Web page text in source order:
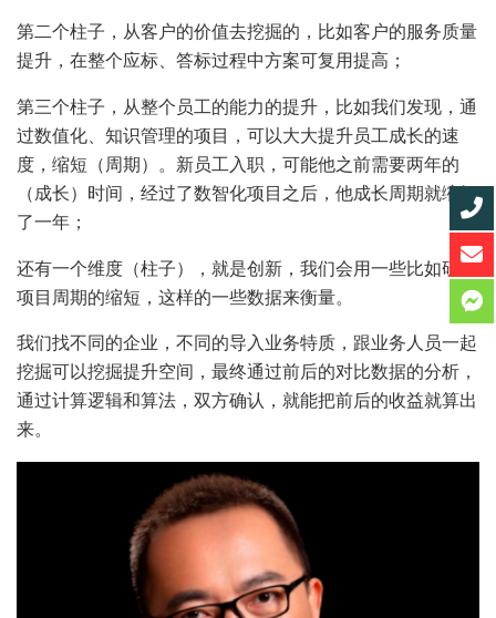
第二个柱子，从客户的价值去挖掘的，比如客户的服务质量
提升，在整个应标、答标过程中方案可复用提高；
第三个柱子，从整个员工的能力的提升，比如我们发现，通
过数值化、知识管理的项目，可以大大提升员工成长的速
度，缩短（周期）。新员工入职，可能他之前需要两年的
（成长）时间，经过了数智化项目之后，他成长周期就缩短
了一年；
还有一个维度（柱子），就是创新，我们会用一些比如研发
项目周期的缩短，这样的一些数据来衡量。
我们找不同的企业，不同的导入业务特质，跟业务人员一起
挖掘可以挖掘提升空间，最终通过前后的对比数据的分析，
通过计算逻辑和算法，双方确认，就能把前后的收益就算出
来。